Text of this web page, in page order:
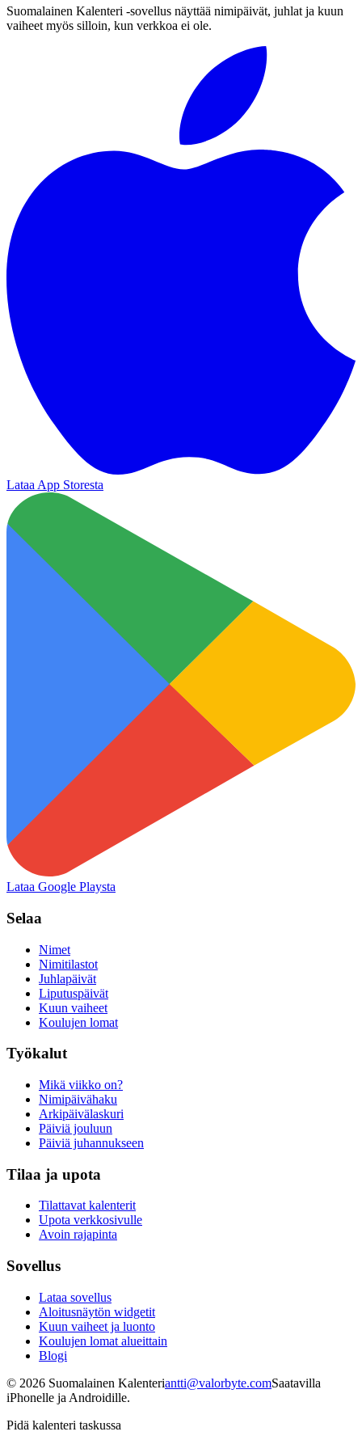
Suomalainen Kalenteri ‑sovellus näyttää nimipäivät, juhlat ja kuun
vaiheet myös silloin, kun verkkoa ei ole.
Lataa App Storesta
Lataa Google Playsta
Selaa
Nimet
Nimitilastot
Juhlapäivät
Liputuspäivät
Kuun vaiheet
Koulujen lomat
Työkalut
Mikä viikko on?
Nimipäivähaku
Arkipäivälaskuri
Päiviä jouluun
Päiviä juhannukseen
Tilaa ja upota
Tilattavat kalenterit
Upota verkkosivulle
Avoin rajapinta
Sovellus
Lataa sovellus
Aloitusnäytön widgetit
Kuun vaiheet ja luonto
Koulujen lomat alueittain
Blogi
© 2026 Suomalainen Kalenteriantti@valorbyte.comSaatavilla
iPhonelle ja Androidille.
Pidä kalenteri taskussa